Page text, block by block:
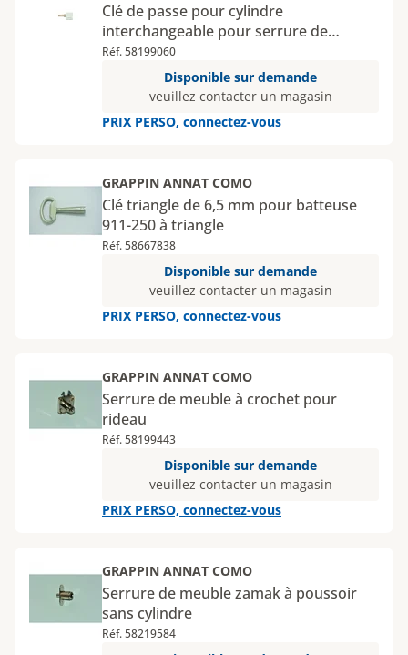
Clé de passe pour cylindre
interchangeable pour serrure de
meuble
Réf. 58199060
Disponible sur demande
veuillez contacter un magasin
PRIX PERSO, connectez-vous
GRAPPIN ANNAT COMO
Clé triangle de 6,5 mm pour batteuse
911-250 à triangle
Réf. 58667838
Disponible sur demande
veuillez contacter un magasin
PRIX PERSO, connectez-vous
GRAPPIN ANNAT COMO
Serrure de meuble à crochet pour
rideau
Réf. 58199443
Disponible sur demande
veuillez contacter un magasin
PRIX PERSO, connectez-vous
GRAPPIN ANNAT COMO
Serrure de meuble zamak à poussoir
sans cylindre
Réf. 58219584